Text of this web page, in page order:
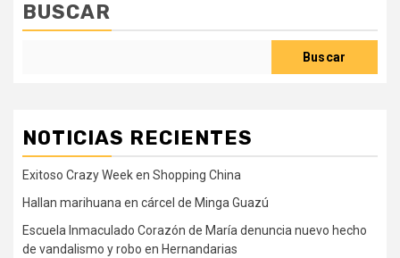
BUSCAR
Buscar
NOTICIAS RECIENTES
Exitoso Crazy Week en Shopping China
Hallan marihuana en cárcel de Minga Guazú
Escuela Inmaculado Corazón de María denuncia nuevo hecho
de vandalismo y robo en Hernandarias